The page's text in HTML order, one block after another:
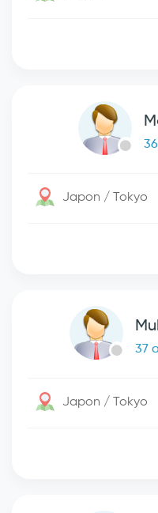
Japon / Tokyo
37
Japon / Tokyo